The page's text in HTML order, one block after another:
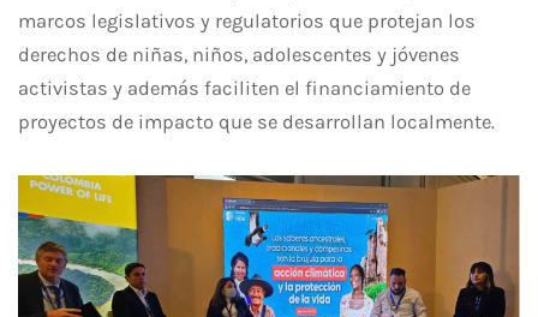
marcos legislativos y regulatorios que protejan los
derechos de niñas, niños, adolescentes y jóvenes
activistas y además faciliten el financiamiento de
proyectos de impacto que se desarrollan localmente.